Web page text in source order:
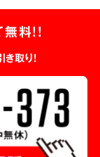
無料!!
取り！